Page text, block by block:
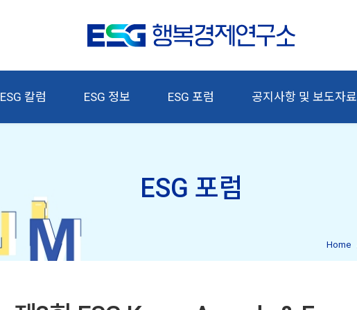
ESG 칼럼 ESG 정보 ESG 포럼 공지사항 및 보도자료
ESG 포럼
Home